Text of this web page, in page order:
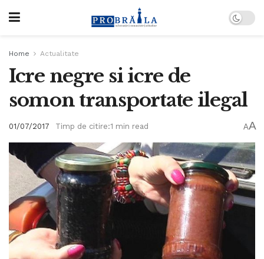
Home Actualitate
Icre negre si icre de
somon transportate ilegal
01/07/2017 Timp de citire:1 min read AA